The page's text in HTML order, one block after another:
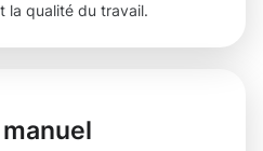
la qualité du travail.